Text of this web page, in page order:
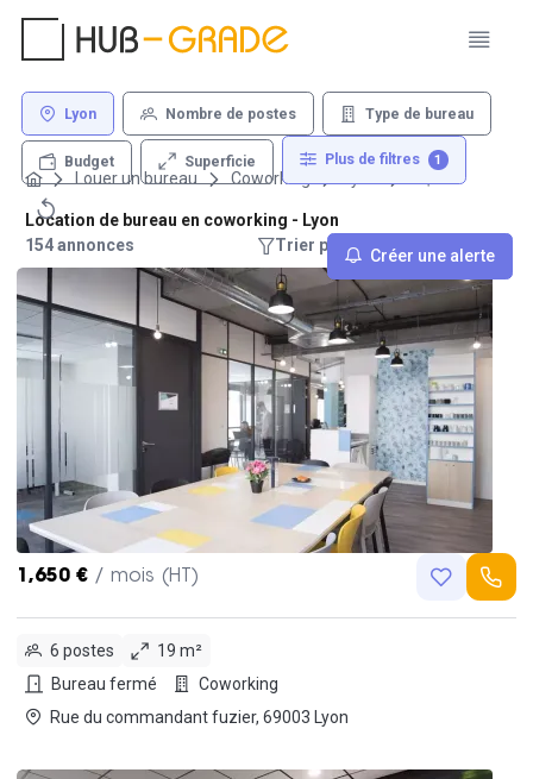
Lyon Nombre de postes Type de bureau
Budget Superficie Plus de filtres 1
Créer une alerte
Louer un bureau Coworking
Location de bureau en coworking - Lyon
154 annonces
Trier par : Recommandations
1,650 € / mois (HT)
6 postes
19 m²
Bureau fermé
Coworking
Rue du commandant fuzier, 69003 Lyon